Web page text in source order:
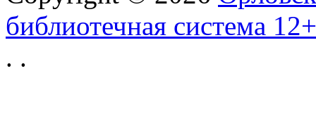
библиотечная система 12+
. .